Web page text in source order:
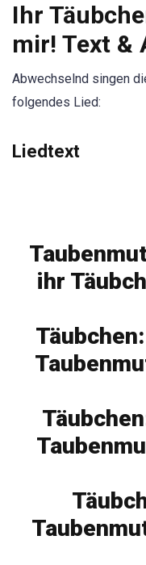
Ihr
mir! Text &
Abwechselnd singen
folgendes Lied:
Liedtext
ihr